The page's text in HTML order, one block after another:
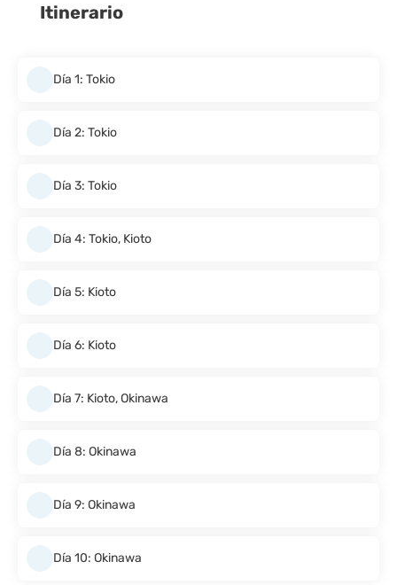
Itinerario
Día 1: Tokio
Día 2: Tokio
Día 3: Tokio
Día 4: Tokio, Kioto
Día 5: Kioto
Día 6: Kioto
Día 7: Kioto, Okinawa
Día 8: Okinawa
Día 9: Okinawa
Día 10: Okinawa